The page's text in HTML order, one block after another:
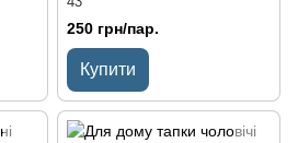
250 грн/пар.
Купити